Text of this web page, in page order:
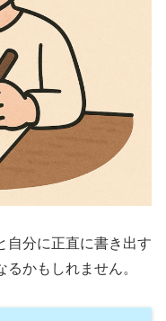
自分に正直に書き出す
かもしれません。